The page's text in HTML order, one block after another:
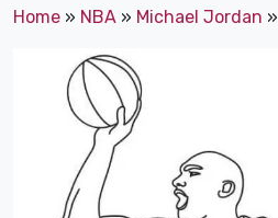
Home » NBA » Michael Jordan »